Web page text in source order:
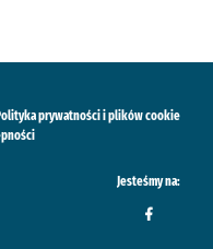
prywatności i plików cookie
Jesteśmy na: